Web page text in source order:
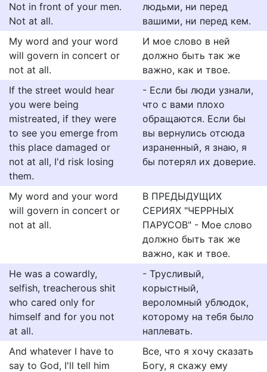
Not in front of your men.
Not at all.
людьми, ни перед
вашими, ни перед кем.
My word and your word
will govern in concert or
not at all.
И мое слово в ней
должно быть так же
важно, как и твое.
If the street would hear
you were being
mistreated, if they were
to see you emerge from
this place damaged or
not at all, I'd risk losing
them.
- Если бы люди узнали,
что с вами плохо
обращаются. Если бы
вы вернулись отсюда
израненный, я знаю, я
бы потерял их доверие.
My word and your word
will govern in concert or
not at all.
В ПРЕДЫДУЩИХ
СЕРИЯХ "ЧЕРРНЫХ
ПАРУСОВ" - Мое слово
должно быть так же
важно, как и твое.
He was a cowardly,
selfish, treacherous shit
who cared only for
himself and for you not
at all.
- Трусливый,
корыстный,
вероломный ублюдок,
которому на тебя было
наплевать.
And whatever I have to
say to God, I'll tell him
Все, что я хочу сказать
Богу, я скажу ему